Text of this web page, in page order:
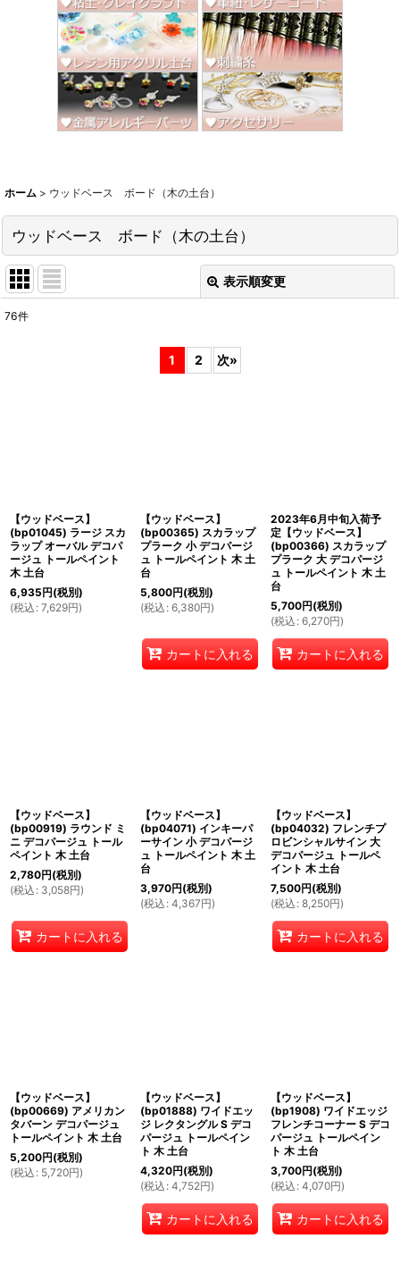
ホーム > ウッドベース ボード（木の土台）
ウッドベース ボード（木の土台）
表示順変更
76件
1 2 次»
【ウッドベース】
(bp01045) ラージ スカ
ラップ オーバル デコパ
ージュ トールペイント
木 土台
6,935円(税別)
(税込 : 7,629円)
【ウッドベース】
(bp00365) スカラップ
プラーク 小 デコパージ
ュ トールペイント 木 土
台
5,800円(税別)
(税込 : 6,380円)
カートに入れる
2023年6月中旬入荷予
定【ウッドベース】
(bp00366) スカラップ
プラーク 大 デコパージ
ュ トールペイント 木 土
台
5,700円(税別)
(税込 : 6,270円)
カートに入れる
【ウッドベース】
(bp00919) ラウンド ミ
ニ デコパージュ トール
ペイント 木 土台
2,780円(税別)
(税込 : 3,058円)
カートに入れる
【ウッドベース】
(bp04071) インキーパ
ーサイン 小 デコパージ
ュ トールペイント 木 土
台
3,970円(税別)
(税込 : 4,367円)
【ウッドベース】
(bp04032) フレンチプ
ロビンシャルサイン 大
デコパージュ トールペ
イント 木 土台
7,500円(税別)
(税込 : 8,250円)
カートに入れる
【ウッドベース】
(bp00669) アメリカン
タバーン デコパージュ
トールペイント 木 土台
5,200円(税別)
(税込 : 5,720円)
【ウッドベース】
(bp01888) ワイドエッ
ジ レクタングル S デコ
パージュ トールペイン
ト 木 土台
4,320円(税別)
(税込 : 4,752円)
カートに入れる
【ウッドベース】
(bp1908) ワイドエッジ
フレンチコーナー S デコ
パージュ トールペイン
ト 木 土台
3,700円(税別)
(税込 : 4,070円)
カートに入れる